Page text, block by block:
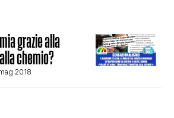
grazie alla
chemio?
2018